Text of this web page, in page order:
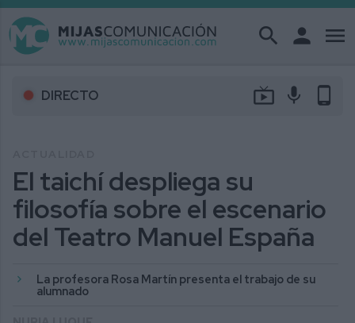
search person menu
DIRECTO live_tv mic phone_android
El taichí despliega su
filosofía sobre el escenario
del Teatro Manuel España
La profesora Rosa Martín presenta el trabajo de su
alumnado